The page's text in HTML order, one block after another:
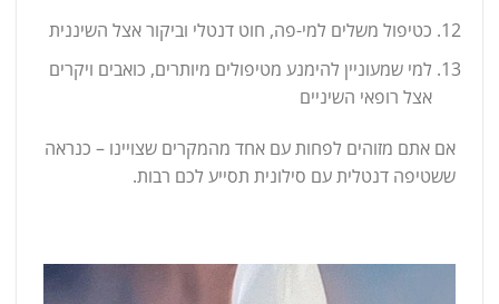
כטיפול משלים למי-פה, חוט דנטלי וביקור אצל השיננית
למי שמעוניין להימנע מטיפולים מיותרים, כואבים ויקרים
אצל רופאי השיניים
אם אתם מזוהים לפחות עם אחד מהמקרים שצויינו – כנראה
ששטיפה דנטלית עם סילונית תסייע לכם רבות.